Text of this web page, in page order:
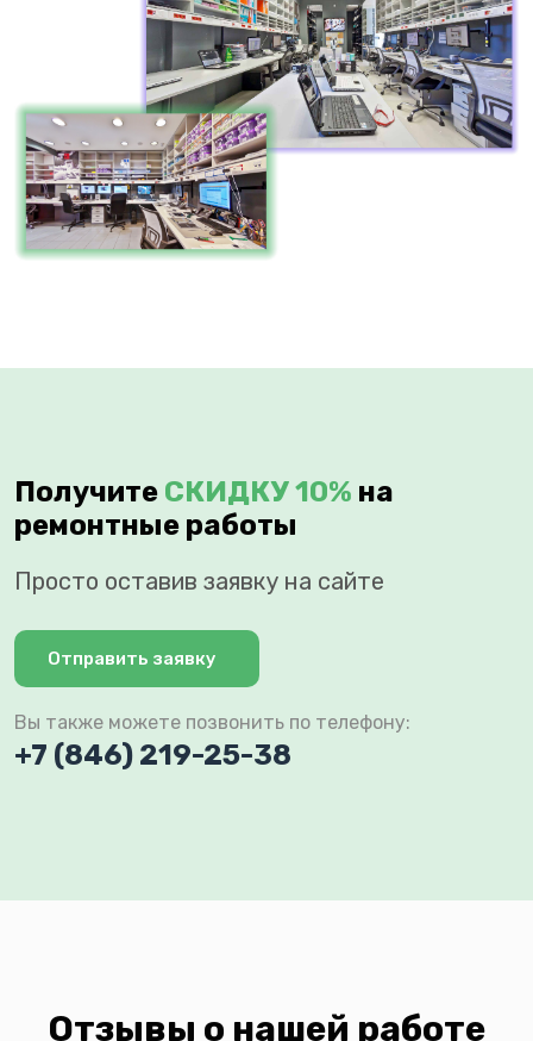
Получите СКИДКУ 10% на
ремонтные работы
Просто оставив заявку на сайте
Отправить заявку
Вы также можете позвонить по телефону:
+7 (846) 219-25-38
Отзывы о нашей работе